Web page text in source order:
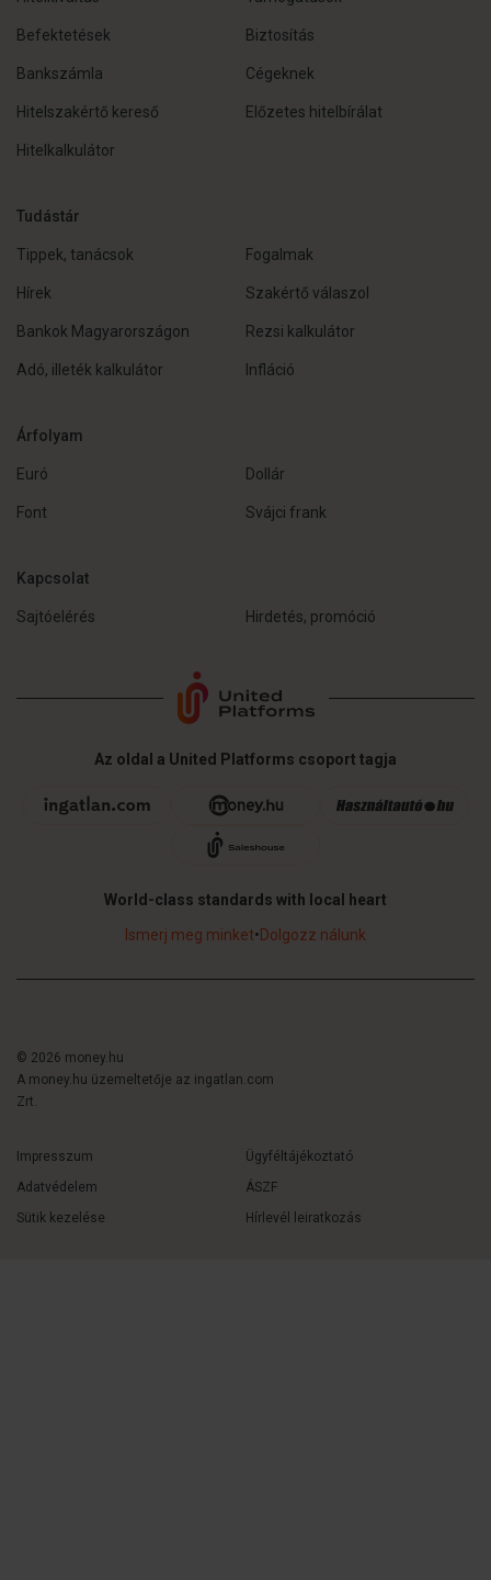
Befektetések Biztosítás
Bankszámla Cégeknek
Hitelszakértő kereső Előzetes hitelbírálat
Hitelkalkulátor
Tudástár
Tippek, tanácsok Fogalmak
Hírek Szakértő válaszol
Bankok Magyarországon Rezsi kalkulátor
Adó, illeték kalkulátor Infláció
Árfolyam
Euró Dollár
Font Svájci frank
Kapcsolat
Sajtóelérés Hirdetés, promóció
Az oldal a United Platforms csoport tagja
World-class standards with local heart
Ismerj meg minket•Dolgozz nálunk
© 2026 money.hu
A money.hu üzemeltetője az ingatlan.com
Zrt.
Impresszum
Ügyféltájékoztató
Adatvédelem
ÁSZF
Sütik kezelése
Hírlevél leiratkozás